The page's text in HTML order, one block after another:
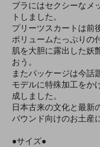
ブラにはセクシーなメ
トしました。
プリーツスカートは前
ボリュームたっぷりの
肌を大胆に露出した妖
おう。
またパッケージは今話
モデルに特殊加工をか
成しました。
日本古来の文化と最新
バウンド向けのお土産
●サイズ●